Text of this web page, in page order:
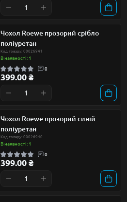
Чохол Roewe прозорий срібло
поліуретан
Код товару: 00026941
В наявності: 1
0
399.00 ₴
Чохол Roewe прозорий синій
поліуретан
Код товару: 00026940
В наявності: 1
0
399.00 ₴